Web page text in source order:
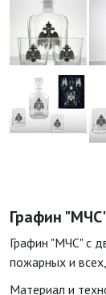
Графин
Графин "МЧС" с
пожарных и
Материал и